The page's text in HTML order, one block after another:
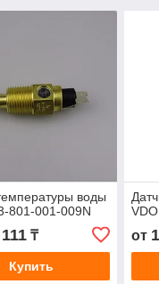
воды
801-001-009N
₸
Купить
от